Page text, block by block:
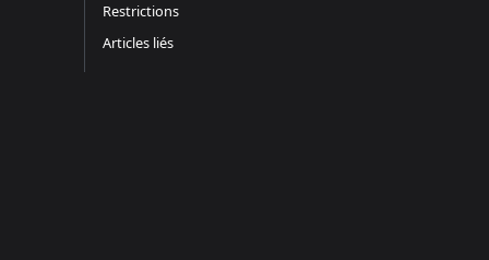
Restrictions
Articles liés